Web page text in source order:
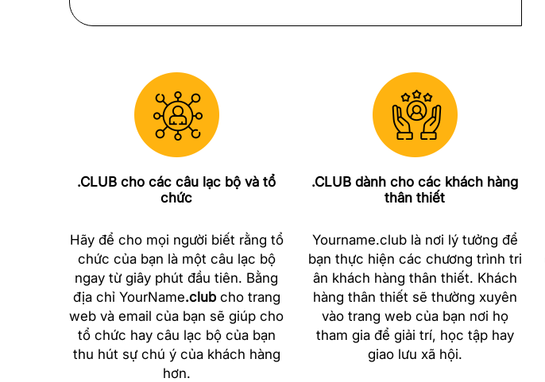
.CLUB cho các câu lạc bộ và tổ
chức
Hãy để cho mọi người biết rằng tổ
chức của bạn là một câu lạc bộ
ngay từ giây phút đầu tiên. Bằng
địa chỉ YourName.clubcho trang
web và email của bạn sẽ giúp cho
tổ chức hay câu lạc bộ của bạn
thu hút sự chú ý của khách hàng
hơn.
.CLUB dành cho các khách hàng
thân thiết
Yourname.club là nơi lý tưởng để
bạn thực hiện các chương trình tri
ân khách hàng thân thiết. Khách
hàng thân thiết sẽ thường xuyên
vào trang web của bạn nơi họ
tham gia để giải trí, học tập hay
giao lưu xã hội.